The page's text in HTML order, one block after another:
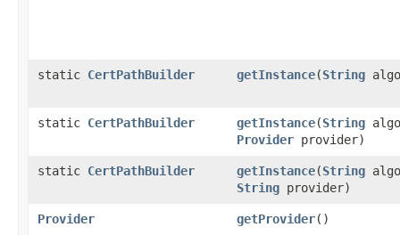
static CertPathBuilder getInstance(String
static CertPathBuilder getInstance(String
Provider provider)
static CertPathBuilder getInstance(String
String provider)
Provider getProvider()